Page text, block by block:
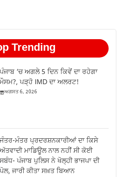
Trending
ਪੰਜਾਬ ‘ਚ ਅਗਲੇ 5 ਦਿਨ ਕਿਵੇਂ ਦਾ ਰਹੇਗਾ
ਮੌਸਮ?, ਪੜ੍ਹੋ IMD ਦਾ ਅਲਰਟ!
ਅਗਸਤ 6, 2026
ਜੰਤਰ-ਮੰਤਰ ਪ੍ਰਦਰਸ਼ਨਕਾਰੀਆਂ ਦਾ ਕਿਸੇ
ਅੱਤਵਾਦੀ ਮਾਡਿਊਲ ਨਾਲ ਨਹੀਂ ਸੀ ਕੋਈ
ਸਬੰਧ- ਪੰਜਾਬ ਪੁਲਿਸ ਨੇ ਖੋਲ੍ਹੀ ਭਾਜਪਾ ਦੀ
ਪੋਲ, ਜਾਰੀ ਕੀਤਾ ਸਖ਼ਤ ਬਿਆਨ